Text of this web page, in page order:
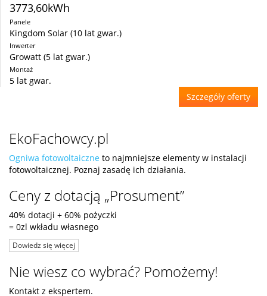
3773,60kWh
Panele
Kingdom Solar (10 lat gwar.)
Inwerter
Growatt (5 lat gwar.)
Montaż
5 lat gwar.
Szczegóły oferty
EkoFachowcy.pl
Ogniwa fotowoltaiczne to najmniejsze elementy w instalacji
fotowoltaicznej. Poznaj zasadę ich działania.
Ceny z dotacją „Prosument”
40% dotacji + 60% pożyczki
= 0zl wkładu własnego
Dowiedz się więcej
Nie wiesz co wybrać? Pomożemy!
Kontakt z ekspertem.